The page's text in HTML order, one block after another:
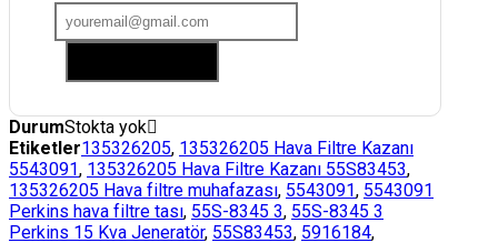
DurumStokta yok
Etiketler135326205, 135326205 Hava Filtre Kazanı
5543091, 135326205 Hava Filtre Kazanı 55S83453,
135326205 Hava filtre muhafazası, 5543091, 5543091
Perkins hava filtre tası, 55S-8345 3, 55S-8345 3
Perkins 15 Kva Jeneratör, 55S83453, 5916184,